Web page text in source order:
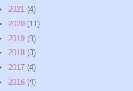
2021 (4)
2020 (11)
2019 (9)
2018 (3)
2017 (4)
2016 (4)